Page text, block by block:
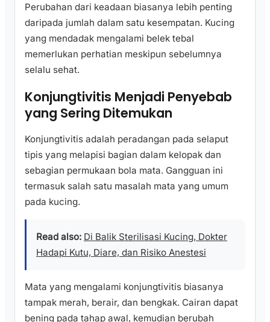
Perubahan dari keadaan biasanya lebih penting
daripada jumlah dalam satu kesempatan. Kucing
yang mendadak mengalami belek tebal
memerlukan perhatian meskipun sebelumnya
selalu sehat.
Konjungtivitis Menjadi Penyebab
yang Sering Ditemukan
Konjungtivitis adalah peradangan pada selaput
tipis yang melapisi bagian dalam kelopak dan
sebagian permukaan bola mata. Gangguan ini
termasuk salah satu masalah mata yang umum
pada kucing.
Read also: Di Balik Sterilisasi Kucing, Dokter
Hadapi Kutu, Diare, dan Risiko Anestesi
Mata yang mengalami konjungtivitis biasanya
tampak merah, berair, dan bengkak. Cairan dapat
bening pada tahap awal, kemudian berubah